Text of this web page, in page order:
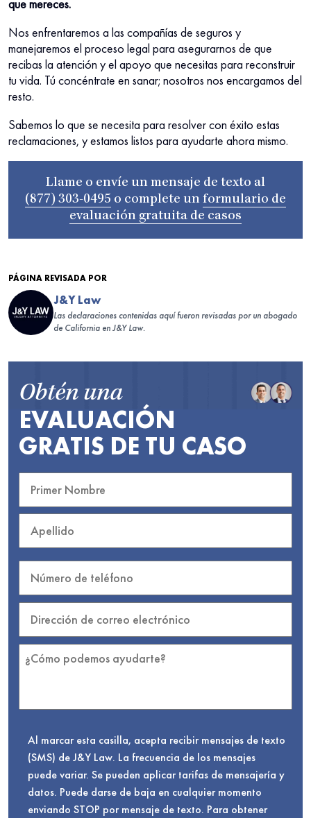
que mereces.
Nos enfrentaremos a las compañías de seguros y
manejaremos el proceso legal para asegurarnos de que
recibas la atención y el apoyo que necesitas para reconstruir
tu vida. Tú concéntrate en sanar; nosotros nos encargamos del
resto.
Sabemos lo que se necesita para resolver con éxito estas
reclamaciones, y estamos listos para ayudarte ahora mismo.
Llame o envíe un mensaje de texto al
(877) 303-0495 o complete un formulario de
evaluación gratuita de casos
PÁGINA REVISADA POR
J&Y Law
Las declaraciones contenidas aquí fueron revisadas por un abogado
de California en J&Y Law.
Obtén una
EVALUACIÓN
GRATIS DE TU CASO
Al marcar esta casilla, acepta recibir mensajes de texto
(SMS) de J&Y Law. La frecuencia de los mensajes
puede variar. Se pueden aplicar tarifas de mensajería y
datos. Puede darse de baja en cualquier momento
enviando STOP por mensaje de texto. Para obtener